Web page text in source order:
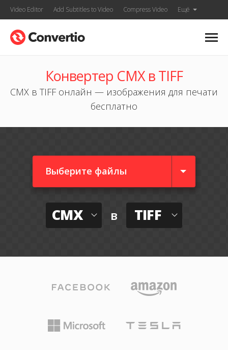
Video Editor Add Subtitles to Video Compress Video Ещё
Конвертер CMX в TIFF
CMX в TIFF онлайн — изображения для печати
бесплатно
Выберите файлы
CMX в TIFF